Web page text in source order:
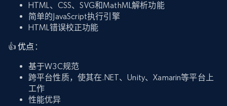
HTML、CSS、SVG和MathML解析功能
简单的JavaScript执行引擎
HTML错误校正功能
👍优点 ：
基于W3C规范
跨平台性质，使其在.NET、Unity、Xamarin等平台上
工作
性能优异